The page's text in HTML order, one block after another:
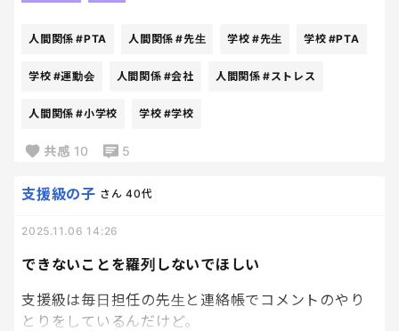
ら、
「PTAの主な目的は、保護者と先生が協力し合って学
うこと。運動会や文化祭の運営をお手伝いしたり、
廃品回収やベルマークの収益で学校に必要なものを
購入したりするなどの活動も行う。学校運営は先生
が中心になって行うものではあるのですが、先生た
ちだけではやりきれない部分を、保護者が中心にな
って補っていく。」
なるほどね、会社にとっての組合と似て非なるのか…
要は子どものため、保護者同士で学校環境を支えよ
うってことなのね。
人間関係 #PTA 人間関係 #先生 学校 #先生 学校 #PTA
学校 #運動会 人間関係 #会社 人間関係 #ストレス
人間関係 #小学校 学校 #学校
共感 10 5
できないことを羅列しないでほしい
支援級の子 さん 40代
2025.11.06 14:26
支援級は毎日担任の先生と連絡帳でコメントのやり
とりをしているんだけど。